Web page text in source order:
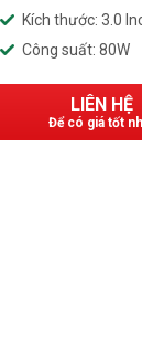
Kích thước: 3.0
Công suất: 80W
LIÊN HỆ
Để có giá tốt